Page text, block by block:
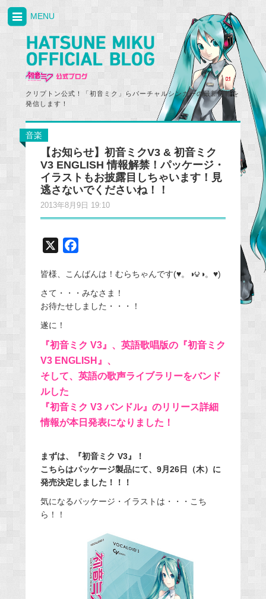
クリプトン公式！「初音ミク」らバーチャルシンガーの最新情報を
発信します！
MENU
音楽
【お知らせ】初音ミクV3 & 初音ミク
V3 ENGLISH 情報解禁！パッケージ・
イラストもお披露目しちゃいます！見
逃さないでくださいね！！
2013年8月9日 19:10
c
e
b
皆様、こんばんは！むらちゃんです(♥。◑౪◑。♥)
さて・・・みなさま！
お待たせしました・・・！
遂に！
『初音ミク V3』、英語歌唱版の『初音ミク
V3 ENGLISH』、
そして、英語の歌声ライブラリーをバンド
ルした
『初音ミク V3 バンドル』のリリース詳細
情報が本日発表になりました！
まずは、『初音ミク V3』！
こちらはパッケージ製品にて、9月26日（木）に
発売決定しました！！！
気になるパッケージ・イラストは・・・こち
ら！！